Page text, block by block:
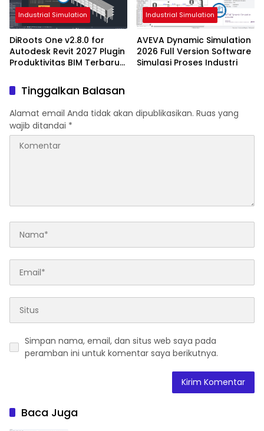
Industrial Simulation
DiRoots One v2.8.0 for
Autodesk Revit 2027 Plugin
Produktivitas BIM Terbaru
2027
Industrial Simulation
AVEVA Dynamic Simulation
2026 Full Version Software
Simulasi Proses Industri
Tinggalkan Balasan
Alamat email Anda tidak akan dipublikasikan. Ruas yang
wajib ditandai *
Simpan nama, email, dan situs web saya pada
peramban ini untuk komentar saya berikutnya.
Baca Juga